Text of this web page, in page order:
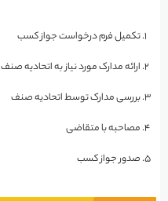
تکمیل فرم درخواست جواز کسب
ارائه مدارک مورد نیاز به اتحادیه صنف
بررسی مدارک توسط اتحادیه صنف
مصاحبه با متقاضی
صدور جواز کسب